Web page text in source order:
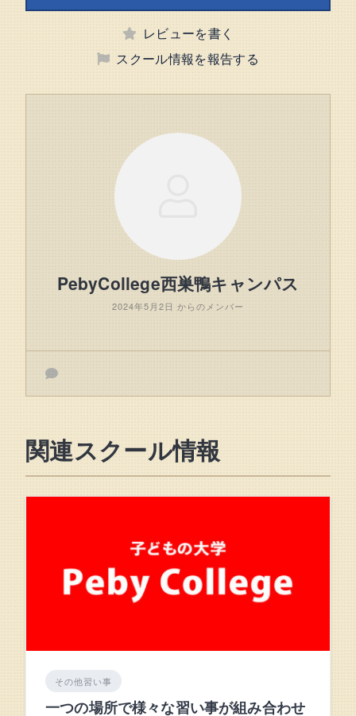
レビューを書く
スクール情報を報告する
PebyCollege西巣鴨キャンパス
2024年5月2日 からのメンバー
関連スクール情報
その他習い事
一つの場所で様々な習い事が組み合わせ